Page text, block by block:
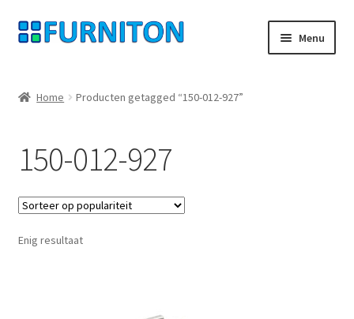
Ga
door
navigatie
Ga
naar
inhoud
Menu
Gegevensbescherming
Herroepingsrecht
Neem contact op met
Home Producten getagged “150-012-927”
150-012-927
Enig resultaat